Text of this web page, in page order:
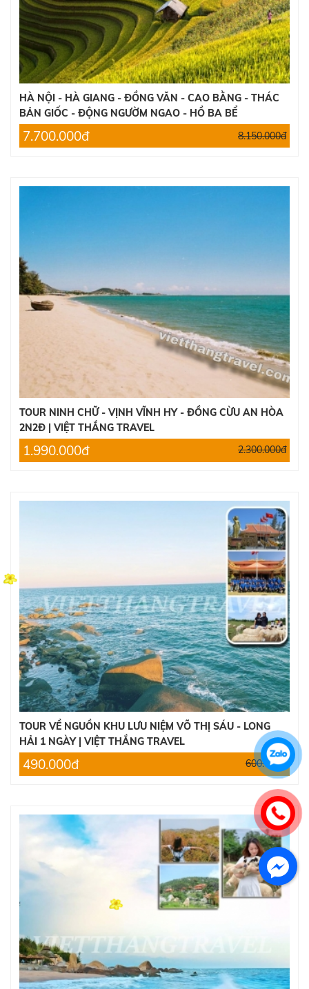
HÀ NỘI - HÀ GIANG - ĐỒNG VĂN - CAO BẰNG - THÁC
BẢN GIỐC - ĐỘNG NGƯỜM NGAO - HỒ BA BỂ
7.700.000đ 8.150.000đ
TOUR NINH CHỮ - VỊNH VĨNH HY - ĐỒNG CỪU AN HÒA
2N2Đ | VIỆT THẮNG TRAVEL
1.990.000đ 2.300.000đ
TOUR VỀ NGUỒN KHU LƯU NIỆM VÕ THỊ SÁU - LONG
HẢI 1 NGÀY | VIỆT THẮNG TRAVEL
490.000đ 600.000đ